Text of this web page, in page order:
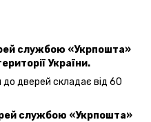
службою «Укрпошта»
України.
до дверей складає від 60
службою «Укрпошта»